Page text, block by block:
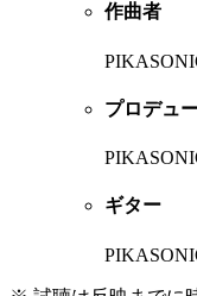
作曲者
プロデュ
ギター